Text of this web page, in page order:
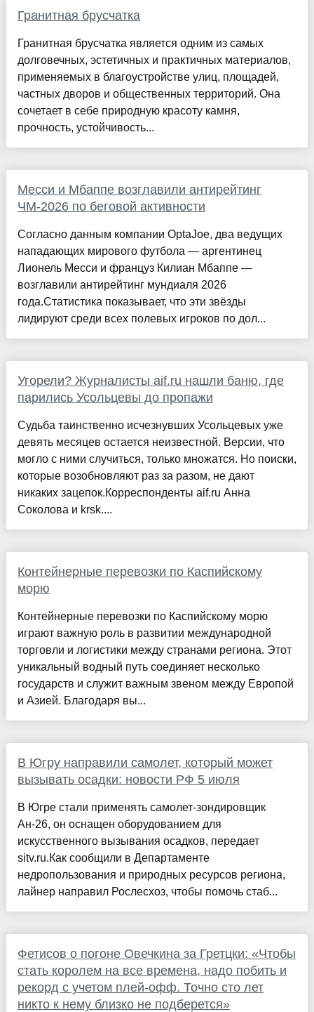
Гранитная брусчатка
Гранитная брусчатка является одним из самых
долговечных, эстетичных и практичных материалов,
применяемых в благоустройстве улиц, площадей,
частных дворов и общественных территорий. Она
сочетает в себе природную красоту камня,
прочность, устойчивость...
Месси и Мбаппе возглавили антирейтинг
ЧМ-2026 по беговой активности
Согласно данным компании OptaJoe, два ведущих
нападающих мирового футбола — аргентинец
Лионель Месси и француз Килиан Мбаппе —
возглавили антирейтинг мундиаля 2026
года.Статистика показывает, что эти звёзды
лидируют среди всех полевых игроков по дол...
Угорели? Журналисты aif.ru нашли баню, где
парились Усольцевы до пропажи
Судьба таинственно исчезнувших Усольцевых уже
девять месяцев остается неизвестной. Версии, что
могло с ними случиться, только множатся. Но поиски,
которые возобновляют раз за разом, не дают
никаких зацепок.Корреспонденты aif.ru Анна
Соколова и krsk....
Контейнерные перевозки по Каспийскому
морю
Контейнерные перевозки по Каспийскому морю
играют важную роль в развитии международной
торговли и логистики между странами региона. Этот
уникальный водный путь соединяет несколько
государств и служит важным звеном между Европой
и Азией. Благодаря вы...
В Югру направили самолет, который может
вызывать осадки: новости РФ 5 июля
В Югре стали применять самолет-зондировщик
Ан-26, он оснащен оборудованием для
искусственного вызывания осадков, передает
sitv.ru.Как сообщили в Департаменте
недропользования и природных ресурсов региона,
лайнер направил Рослесхоз, чтобы помочь стаб...
Фетисов о погоне Овечкина за Гретцки: «Чтобы
стать королем на все времена, надо побить и
рекорд с учетом плей-офф. Точно сто лет
никто к нему близко не подберется»